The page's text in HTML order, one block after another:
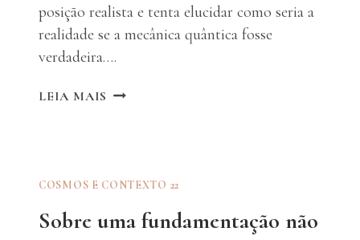
posição realista e tenta elucidar como seria a
realidade se a mecânica quântica fosse
verdadeira….
LEIA MAIS MECÂNICA
COSMOS E CONTEXTO 22
Sobre uma fundamentação não